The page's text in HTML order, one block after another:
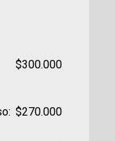
$300.000
$270.000